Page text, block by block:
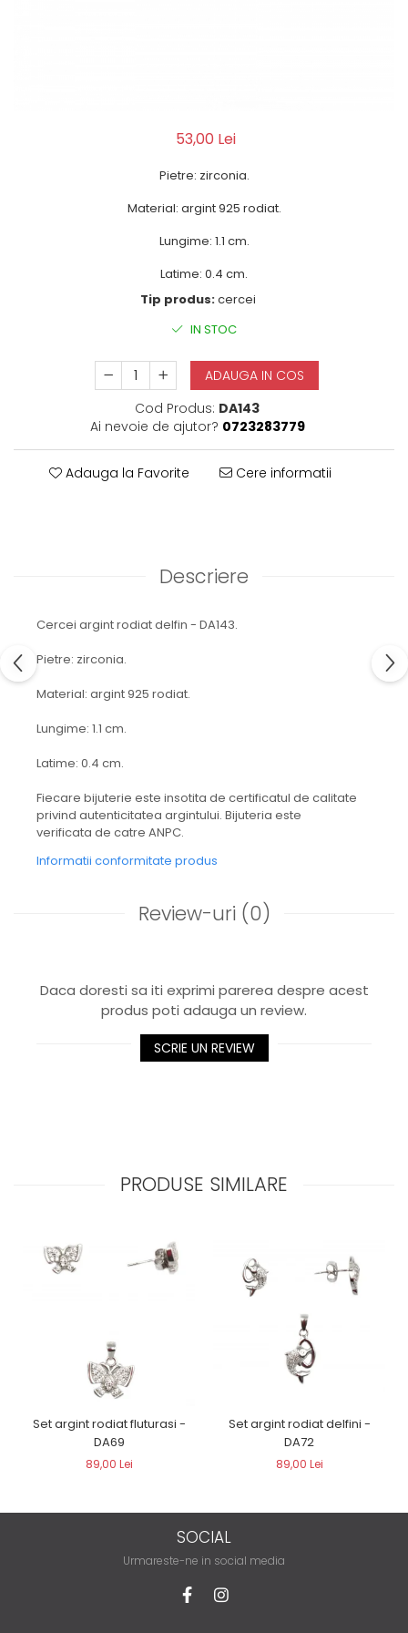
53,00 Lei
Pietre: zirconia.
Material: argint 925 rodiat.
Lungime: 1.1 cm.
Latime: 0.4 cm.
Tip produs:cercei
IN STOC
ADAUGA IN COS
Cod Produs: DA143
Ai nevoie de ajutor? 0723283779
Adauga la Favorite Cere informatii
Descriere
Cercei argint rodiat delfin - DA143.
Pietre: zirconia.
Material: argint 925 rodiat.
Lungime: 1.1 cm.
Latime: 0.4 cm.
Fiecare bijuterie este insotita de certificatul de calitate
privind autenticitatea argintului. Bijuteria este
verificata de catre ANPC.
Informatii conformitate produs
Review-uri (0)
Daca doresti sa iti exprimi parerea despre acest
produs poti adauga un review.
SCRIE UN REVIEW
PRODUSE SIMILARE
Set argint rodiat fluturasi -
DA69
89,00 Lei
Set argint rodiat delfini -
DA72
89,00 Lei
SOCIAL
Urmareste-ne in social media